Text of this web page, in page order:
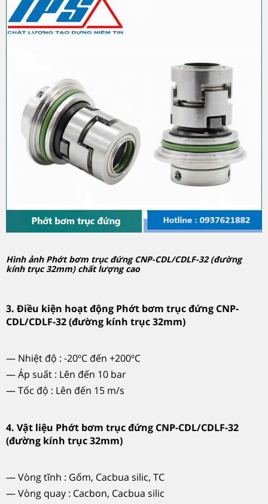
Hình ảnh Phớt bơm trục đứng CNP-CDL/CDLF-32 (đường
kính trục 32mm) chất lượng cao
3. Điều kiện hoạt động Phớt bơm trục đứng CNP-
CDL/CDLF-32 (đường kính trục 32mm)
— Nhiệt độ : -20ºC đến +200ºC
— Áp suất : Lên đến 10 bar
— Tốc độ : Lên đến 15 m/s
4. Vật liệu Phớt bơm trục đứng CNP-CDL/CDLF-32
(đường kính trục 32mm)
— Vòng tĩnh : Gốm, Cacbua silic, TC
— Vòng quay : Cacbon, Cacbua silic